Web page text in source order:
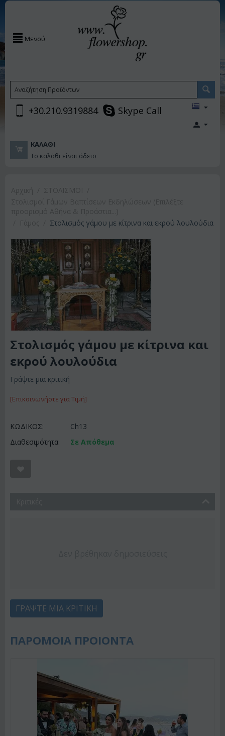
Μενού
+30.210.9319884 Skype Call
ΚΑΛΆΘΙ
Το καλάθι είναι άδειο
Στολισμός γάμου με κίτρινα και εκρού λουλούδια
Στολισμός γάμου με κίτρινα και
εκρού λουλούδια
Γράψτε μια κριτική
[Επικοινωνήστε για Τιμή]
ΚΩΔΙΚΟΣ:
Ch13
Διαθεσιμότητα:
Σε Απόθεμα
ΓΡΆΨΤΕ ΜΙΑ ΚΡΙΤΙΚΉ
ΠΑΡΟΜΟΙΑ ΠΡΟΙΟΝΤΑ